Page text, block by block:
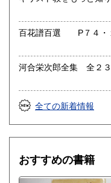
河合栄次郎全集 全２
全ての新着情報
おすすめの書籍